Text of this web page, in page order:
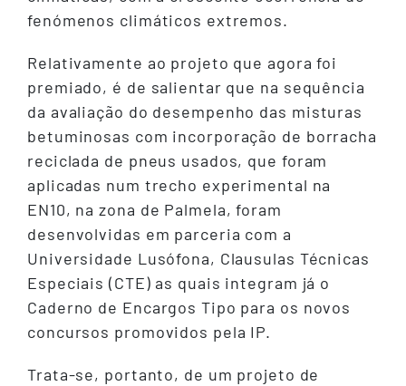
fenómenos climáticos extremos.
Relativamente ao projeto que agora foi
premiado, é de salientar que na sequência
da avaliação do desempenho das misturas
betuminosas com incorporação de borracha
reciclada de pneus usados, que foram
aplicadas num trecho experimental na
EN10, na zona de Palmela, foram
desenvolvidas em parceria com a
Universidade Lusófona, Clausulas Técnicas
Especiais (CTE) as quais integram já o
Caderno de Encargos Tipo para os novos
concursos promovidos pela IP.
Trata-se, portanto, de um projeto de